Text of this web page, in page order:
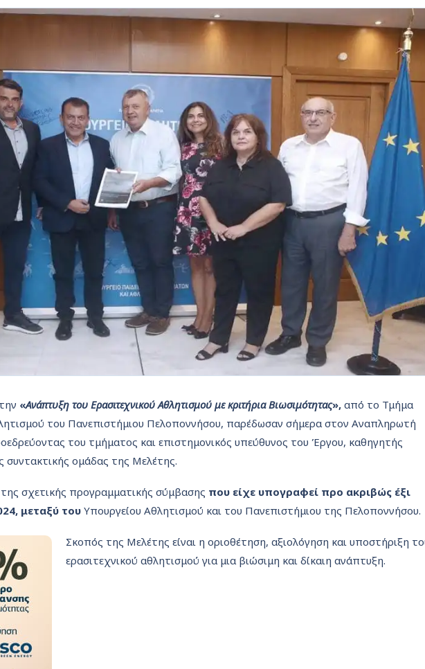
«Ανάπτυξη του Ερασιτεχνικού Αθλητισμού με κριτήρια Βιωσιμότητας», από το Τμήμα
του Πανεπιστήμιου Πελοποννήσου, παρέδωσαν σήμερα στον Αναπληρωτή
του τμήματος και επιστημονικός υπεύθυνος του Έργου, καθηγητής
συντακτικής ομάδας της Μελέτης.
σχετικής προγραμματικής σύμβασης που είχε υπογραφεί προ ακριβώς έξι
μεταξύ του Υπουργείου Αθλητισμού και του Πανεπιστήμιου της Πελοποννήσου.
Σκοπός της Μελέτης είναι η οριοθέτηση, αξιολόγηση και υποστήριξη
ερασιτεχνικού αθλητισμού για μια βιώσιμη και δίκαιη ανάπτυξη.